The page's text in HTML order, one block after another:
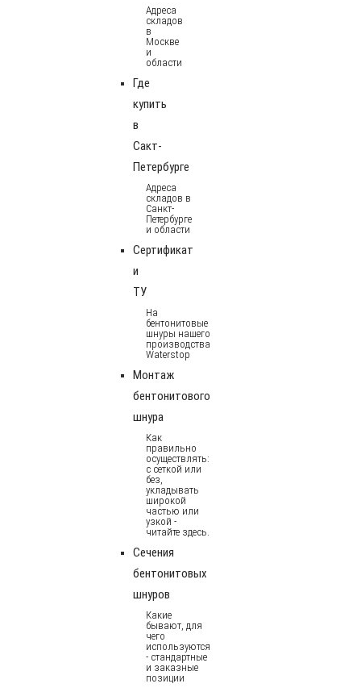
Адреса
складов
в
Москве
и
области
Где
купить
в
Сакт-
Петербурге
Адреса
складов в
Санкт-
Петербурге
и области
Сертификат
и
ТУ
На
бентонитовые
шнуры нашего
производства
Waterstop
Монтаж
бентонитового
шнура
Как
правильно
осуществлять:
с сеткой или
без,
укладывать
широкой
частью или
узкой -
читайте здесь.
Сечения
бентонитовых
шнуров
Какие
бывают, для
чего
используются
- стандартные
и заказные
позиции